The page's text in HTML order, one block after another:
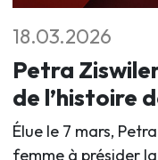
18.03.2026
Petra
de l’histoire
Élue le 7 mars,
femme à présider